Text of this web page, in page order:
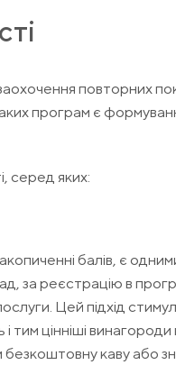
повторних
програм є
серед яких:
балів, є
за реєстрацію в
Цей підхід
тим цінніші
безкоштовну каву або